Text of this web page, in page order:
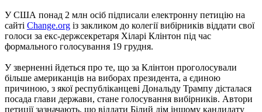
У США понад 2 млн осіб підписали електронну петицію на
сайті Change.org із закликом до колегії вибірників віддати свої
голоси за екс-держсекретаря Хіларі Клінтон під час
формального голосування 19 грудня.
У зверненні йдеться про те, що за Клінтон проголосували
більше американців на виборах президента, а єдиною
причиною, з якої республіканцеві Дональду Трампу дісталася
посада глави держави, стане голосування вибірників. Автори
петиції зазначають, що віддати Білий дім іншому кандидату